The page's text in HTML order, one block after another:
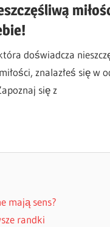
doświadcza
znalazłeś się w
się z
mają sens?
randki